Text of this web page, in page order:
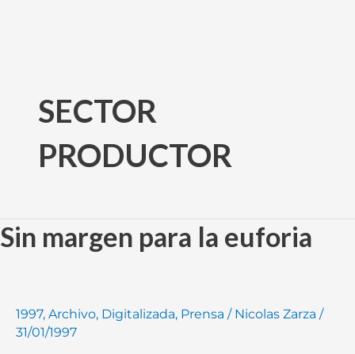
contenidoSECTOR
PRODUCTOR
Sin margen para la euforia
1997, Archivo, Digitalizada, Prensa / Nicolas Zarza /
31/01/1997
Sin
margen
euforia